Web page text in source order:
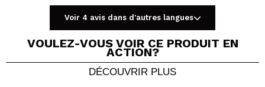
Partager une vidéo ou une photo
Voir 4 avis dans d'autres langues
VOULEZ-VOUS VOIR CE PRODUIT EN
ACTION?
DÉCOUVRIR PLUS